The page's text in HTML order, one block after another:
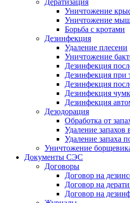
Дератизация
Уничтожение
Уничтожение
Борьба с кротами
Дезинфекция
Удаление плесени
Уничтожение
Дезинфекция
Дезинфекция при
Дезинфекция
Дезинфекция
Дезинфекция
Дезодорация
Обработка от
Удаление запахов
Удаление запаха
Уничтожение
Документы СЭС
Договоры
Договор на
Договор на
Договор на